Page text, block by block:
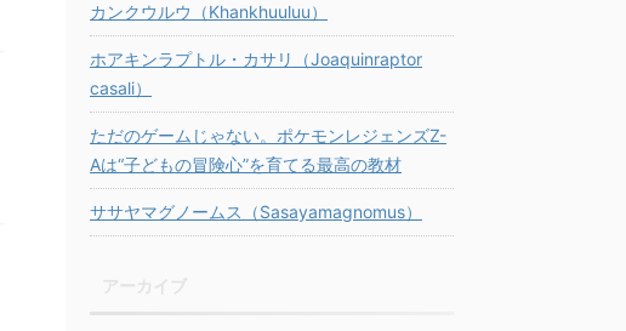
カンクウルウ（Khankhuuluu）
ホアキンラプトル・カサリ（Joaquinraptor
casali）
ただのゲームじゃない。ポケモンレジェンズZ-
Aは“子どもの冒険心”を育てる最高の教材
ササヤマグノームス（Sasayamagnomus）